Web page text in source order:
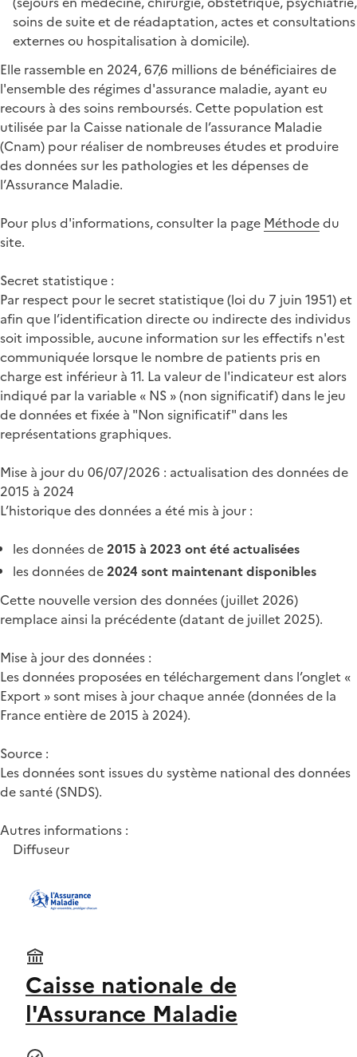
soins de suite et de réadaptation, actes et consultations
externes ou hospitalisation à domicile).
Elle rassemble en 2024, 67,6 millions de bénéficiaires de
l'ensemble des régimes d'assurance maladie, ayant eu
recours à des soins remboursés. Cette population est
utilisée par la Caisse nationale de l’assurance Maladie
(Cnam) pour réaliser de nombreuses études et produire
des données sur les pathologies et les dépenses de
l’Assurance Maladie.
Pour plus d'informations, consulter la page Méthodedu
site.
Secret statistique :
Par respect pour le secret statistique (loi du 7 juin 1951) et
afin que l’identification directe ou indirecte des individus
soit impossible, aucune information sur les effectifs n'est
communiquée lorsque le nombre de patients pris en
charge est inférieur à 11. La valeur de l'indicateur est alors
indiqué par la variable « NS » (non significatif) dans le jeu
de données et fixée à "Non significatif" dans les
représentations graphiques.
Mise à jour du 06/07/2026 : actualisation des données de
2015 à 2024
L’historique des données a été mis à jour :
les données de2015 à 2023 ont été actualisées
les données de2024 sont maintenant disponibles
Cette nouvelle version des données (juillet 2026)
remplace ainsi la précédente (datant de juillet 2025).
Mise à jour des données :
Les données proposées en téléchargement dans l’onglet «
Export » sont mises à jour chaque année (données de la
France entière de 2015 à 2024).
Source :
Les données sont issues du système national des données
de santé (SNDS).
Autres informations :
Diffuseur
Caisse nationale de
l'Assurance Maladie